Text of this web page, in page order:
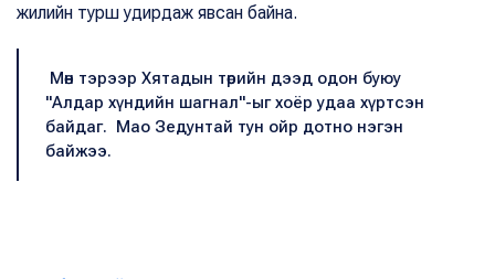
жилийн турш удирдаж явсан байна.
Мөн тэрээр Хятадын төрийн дээд одон буюу
"Алдар хүндийн шагнал"-ыг хоёр удаа хүртсэн
байдаг. Мао Зедунтай тун ойр дотно нэгэн
байжээ.